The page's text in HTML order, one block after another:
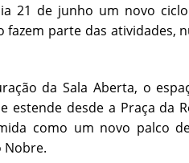
21 de junho um novo
parte das atividades,
da Sala Aberta, o
estende desde a Praça da
como um novo palco
Nobre.